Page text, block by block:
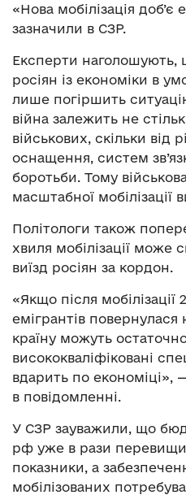
«Нова мобілізація
зазначили в СЗР.
Експерти наголошують,
росіян із економіки в
лише погіршить
війна залежить не
військових, скільки від
оснащення, систем
боротьби. Тому
масштабної мобілізації
Політологи також
хвиля мобілізації
виїзд росіян за кордон.
«Якщо після мобілізації
емігрантів
країну можуть
висококваліфіковані
вдарить по економіці»,
в повідомленні.
У СЗР зауважили, що
рф уже в рази
показники, а
мобілізованих